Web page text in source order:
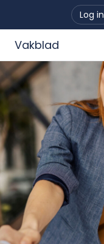
Log in
Vakblad